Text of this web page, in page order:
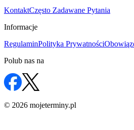
KontaktCzęsto Zadawane Pytania
Informacje
RegulaminPolityka Prywatności
Polub nas na
© 2026 mojeterminy.pl